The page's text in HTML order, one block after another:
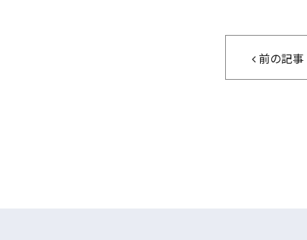
前の記事